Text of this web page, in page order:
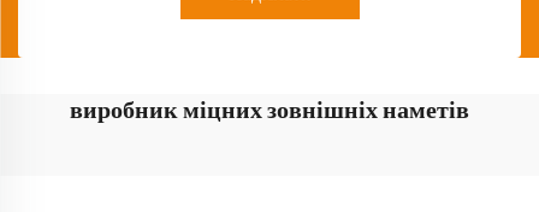
виробник міцних зовнішніх наметів